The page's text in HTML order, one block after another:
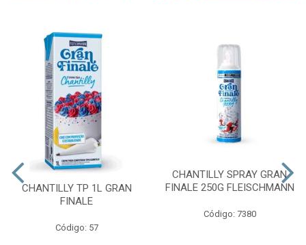
CHANTILLY TP 1L GRAN
FINALE
Código: 57
CHANTILLY SPRAY GRAN
FINALE 250G FLEISCHMANN
Código: 7380